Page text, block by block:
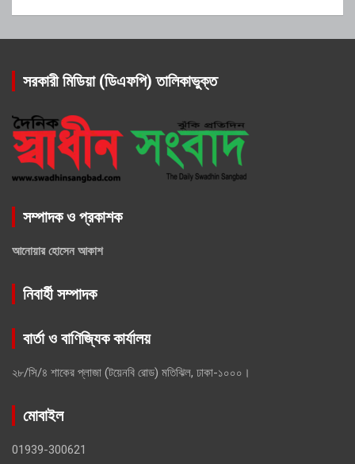
সরকারী মিডিয়া (ডিএফপি) তালিকাভুক্ত
সম্পাদক ও প্রকাশক
আনোয়ার হোসেন আকাশ
নিবার্হী সম্পাদক
বার্তা ও বাণিজ্যিক কার্যালয়
২৮/সি/৪ শাকের প্লাজা (টয়েনবি রোড) মতিঝিল, ঢাকা-১০০০।
মোবাইল
01939-300621